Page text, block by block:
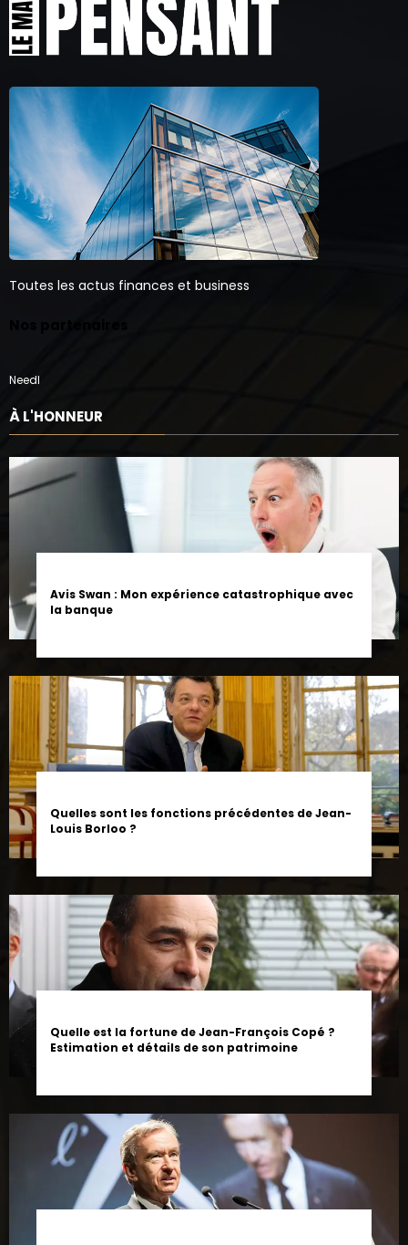
Toutes les actus finances et business
Needl
À L'HONNEUR
Avis Swan : Mon expérience catastrophique avec
la banque
Quelles sont les fonctions précédentes de Jean-
Louis Borloo ?
Quelle est la fortune de Jean-François Copé ?
Estimation et détails de son patrimoine